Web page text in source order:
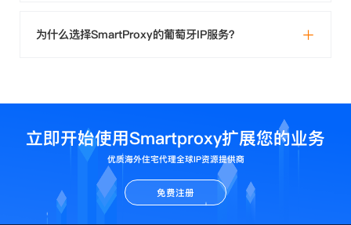
为什么选择SmartProxy的葡萄牙IP服务？
立即开始使用Smartproxy扩展您的业务
优质海外住宅代理全球IP资源提供商
免费注册